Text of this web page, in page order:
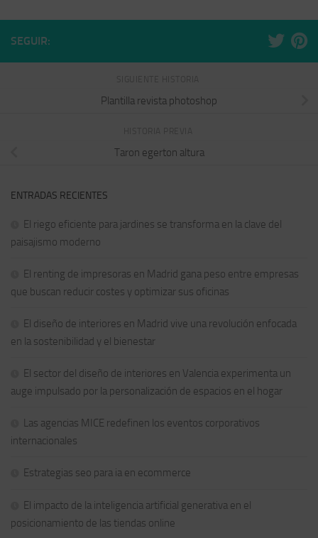
SEGUIR:
Plantilla revista photoshop
Taron egerton altura
ENTRADAS RECIENTES
El riego eficiente para jardines se transforma en la clave del
paisajismo moderno
El renting de impresoras en Madrid gana peso entre empresas
que buscan reducir costes y optimizar sus oficinas
El diseño de interiores en Madrid vive una revolución enfocada
en la sostenibilidad y el bienestar
El sector del diseño de interiores en Valencia experimenta un
auge impulsado por la personalización de espacios en el hogar
Las agencias MICE redefinen los eventos corporativos
internacionales
Estrategias seo para ia en ecommerce
El impacto de la inteligencia artificial generativa en el
posicionamiento de las tiendas online